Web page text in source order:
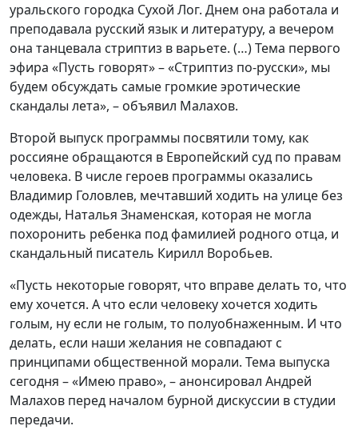
уральского городка Сухой Лог. Днем она работала и
преподавала русский язык и литературу, а вечером
она танцевала стриптиз в варьете. (…) Тема первого
эфира «Пусть говорят» – «Стриптиз по-русски», мы
будем обсуждать самые громкие эротические
скандалы лета», – объявил Малахов.
Второй выпуск программы посвятили тому, как
россияне обращаются в Европейский суд по правам
человека. В числе героев программы оказались
Владимир Головлев, мечтавший ходить на улице без
одежды, Наталья Знаменская, которая не могла
похоронить ребенка под фамилией родного отца, и
скандальный писатель Кирилл Воробьев.
«Пусть некоторые говорят, что вправе делать то, что
ему хочется. А что если человеку хочется ходить
голым, ну если не голым, то полуобнаженным. И что
делать, если наши желания не совпадают с
принципами общественной морали. Тема выпуска
сегодня – «Имею право», – анонсировал Андрей
Малахов перед началом бурной дискуссии в студии
передачи.